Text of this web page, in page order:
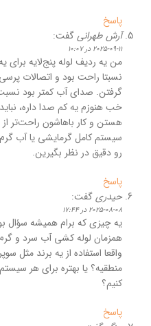
پاسخ
آرش طهرانیگفت:
2025-09-11 در 10:07
من یه ردیف لوله پنج‌لایه
نسبتا راحت بود و اتصالات
گرفتن. صدای آب کمتر بود
خب هنوزم یه کم صدا داره،
سیستم کامل گرمایشی یا آب
رو دقیق در نظر بگیرین.
پاسخ
حیدریگفت:
2025-08-08 در 17:44
یه چیزی که برام همیشه سؤال
همزمان لوله‌ کشی آب سرد و
واقعا استفاده از یه برند مثل
منطقیه؟ یا بهتره برای هر
کنیم؟
پاسخ